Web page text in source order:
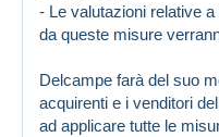
- Le valutazioni relative
da queste misure
Delcampe farà del suo
acquirenti e i venditori
ad applicare tutte le